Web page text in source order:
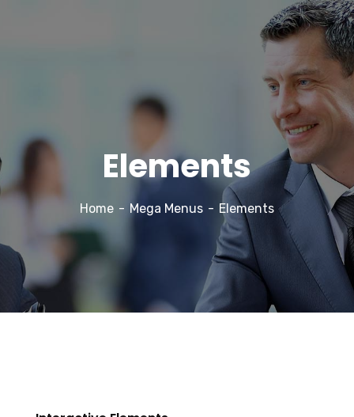
Elements
Home Mega Menus Elements